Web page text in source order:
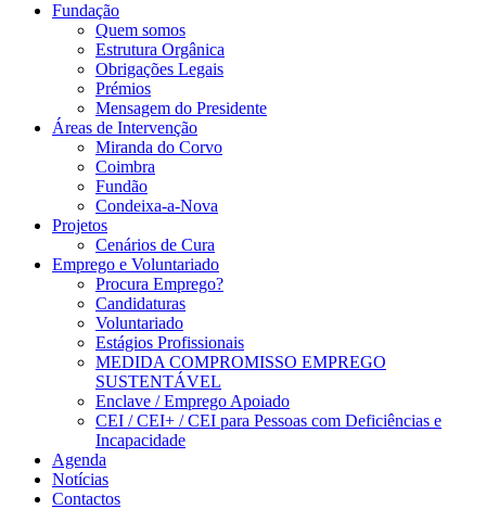
Fundação
Quem somos
Estrutura Orgânica
Obrigações Legais
Prémios
Mensagem do Presidente
Áreas de Intervenção
Miranda do Corvo
Coimbra
Fundão
Condeixa-a-Nova
Projetos
Cenários de Cura
Emprego e Voluntariado
Procura Emprego?
Candidaturas
Voluntariado
Estágios Profissionais
MEDIDA COMPROMISSO EMPREGO
SUSTENTÁVEL
Enclave / Emprego Apoiado
CEI / CEI+ / CEI para Pessoas com Deficiências e
Incapacidade
Agenda
Notícias
Contactos